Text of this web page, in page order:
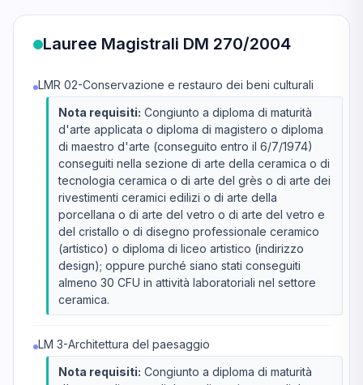
Lauree Magistrali DM 270/2004
LMR 02-Conservazione e restauro dei beni culturali
Nota requisiti: Congiunto a diploma di maturità
d'arte applicata o diploma di magistero o diploma
di maestro d'arte (conseguito entro il 6/7/1974)
conseguiti nella sezione di arte della ceramica o di
tecnologia ceramica o di arte del grès o di arte dei
rivestimenti ceramici edilizi o di arte della
porcellana o di arte del vetro o di arte del vetro e
del cristallo o di disegno professionale ceramico
(artistico) o diploma di liceo artistico (indirizzo
design); oppure purché siano stati conseguiti
almeno 30 CFU in attività laboratoriali nel settore
ceramica.
LM 3-Architettura del paesaggio
Nota requisiti: Congiunto a diploma di maturità